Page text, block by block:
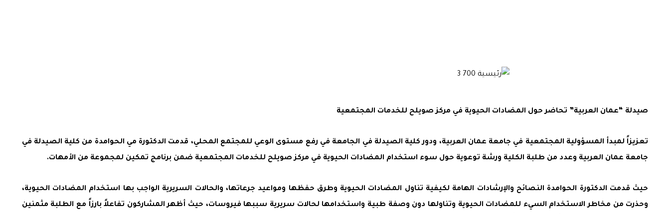
صيدلة “عمان العربية” تحاضر حول المضادات الحيوية في مركز صويلح للخدمات المجتمعية
تعزيزاً لمبدأ المسؤولية المجتمعية في جامعة عمان العربية، ودور كلية الصيدلة في الجامعة في رفع مستوى الوعي للمجتمع المحلي، قدمت الدكتورة مي الحوامدة من كلية الصيدلة في
جامعة عمان العربية وعدد من طلبة الكلية ورشة توعوية حول سوء استخدام المضادات الحيوية في مركز صويلح للخدمات المجتمعية ضمن برنامج تمكين لمجموعة من الأمهات.
حيث قدمت الدكتورة الحوامدة النصائح والإرشادات الهامة لكيفية تناول المضادات الحيوية وطرق حفظها ومواعيد جرعاتها، والحالات السريرية الواجب بها استخدام المضادات الحيوية،
وحذرت من مخاطر الاستخدام السيء للمضادات الحيوية وتناولها دون وصفة طبية واستخدامها لحالات سريرية سببها فيروسات، حيث أظهر المشاركون تفاعلاً بارزاً مع الطلبة مثمنين